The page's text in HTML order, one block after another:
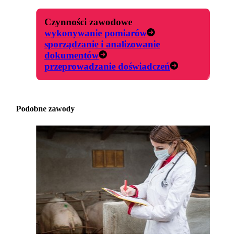
Czynności zawodowe
wykonywanie pomiarów
sporządzanie i analizowanie
dokumentów
przeprowadzanie doświadczeń
Podobne zawody